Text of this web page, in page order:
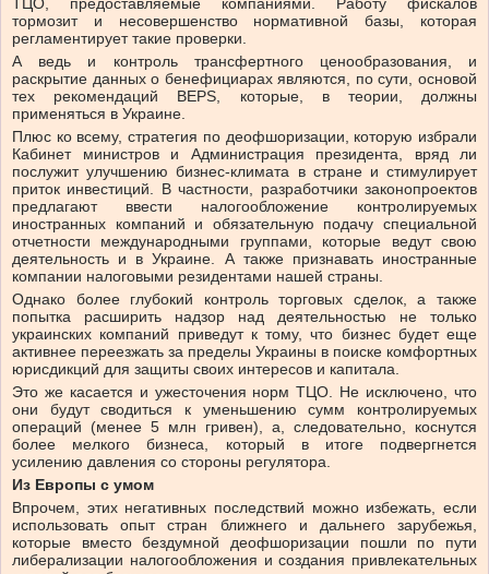
ТЦО, предоставляемые компаниями. Работу фискалов
тормозит и несовершенство нормативной базы, которая
регламентирует такие проверки.
А ведь и контроль трансфертного ценообразования, и
раскрытие данных о бенефициарах являются, по сути, основой
тех рекомендаций BEPS, которые, в теории, должны
применяться в Украине.
Плюс ко всему, стратегия по деофшоризации, которую избрали
Кабинет министров и Администрация президента, вряд ли
послужит улучшению бизнес-климата в стране и стимулирует
приток инвестиций. В частности, разработчики законопроектов
предлагают ввести налогообложение контролируемых
иностранных компаний и обязательную подачу специальной
отчетности международными группами, которые ведут свою
деятельность и в Украине. А также признавать иностранные
компании налоговыми резидентами нашей страны.
Однако более глубокий контроль торговых сделок, а также
попытка расширить надзор над деятельностью не только
украинских компаний приведут к тому, что бизнес будет еще
активнее переезжать за пределы Украины в поиске комфортных
юрисдикций для защиты своих интересов и капитала.
Это же касается и ужесточения норм ТЦО. Не исключено, что
они будут сводиться к уменьшению сумм контролируемых
операций (менее 5 млн гривен), а, следовательно, коснутся
более мелкого бизнеса, который в итоге подвергнется
усилению давления со стороны регулятора.
Из Европы с умом
Впрочем, этих негативных последствий можно избежать, если
использовать опыт стран ближнего и дальнего зарубежья,
которые вместо бездумной деофшоризации пошли по пути
либерализации налогообложения и создания привлекательных